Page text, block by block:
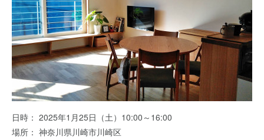
日時： 2025年1月25日（土）10:00～16:00
場所： 神奈川県川崎市川崎区